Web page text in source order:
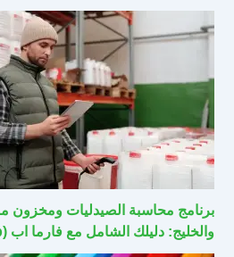
برنامج محاسبة الصيدليات ومخزون
والخليج: دليلك الشامل مع فارما اب (PharmUp)